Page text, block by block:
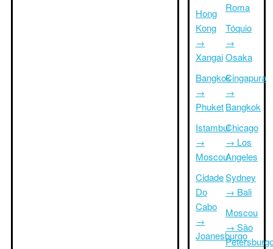
Hong
Kong
→
Xangai
Bangkok
→
Phuket
Istambul
→
Moscou
Cidade
Do
Cabo
→
Joanesburgo
Roma
Tóquio
→
Osaka
Cingapura
→
Bangkok
Chicago
→ Los
Angeles
Sydney
→ Bali
Moscou
→ São